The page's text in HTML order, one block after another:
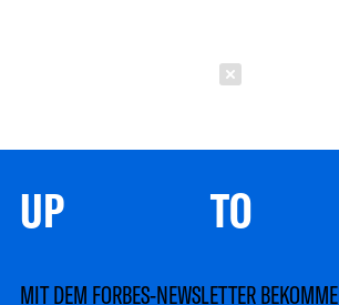
UP TO
MIT DEM FORBES-NEWSLETTER